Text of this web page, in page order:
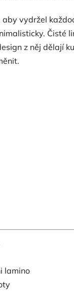
vydržel
Čisté
z něj dělají
lamino